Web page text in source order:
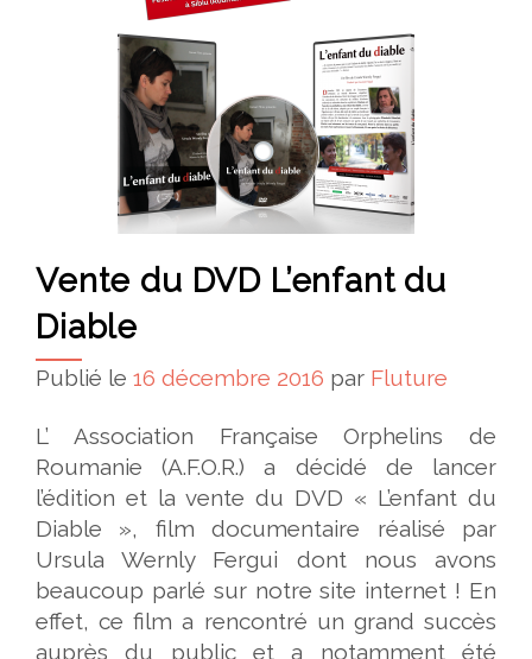
Vente du DVD L’enfant du
Diable
Publié le 16 décembre 2016 par Fluture
L’ Association Française Orphelins de
Roumanie (A.F.O.R.) a décidé de lancer
l’édition et la vente du DVD « L’enfant du
Diable », film documentaire réalisé par
Ursula Wernly Fergui dont nous avons
beaucoup parlé sur notre site internet ! En
effet, ce film a rencontré un grand succès
auprès du public et a notamment été